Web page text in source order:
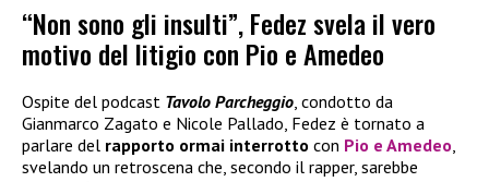
“Non sono gli insulti”, Fedez svela il vero
motivo del litigio con Pio e Amedeo
Ospite del podcast Tavolo Parcheggio, condotto da
Gianmarco Zagato e Nicole Pallado, Fedez è tornato a
parlare del rapporto ormai interrotto con Pio e Amedeo,
svelando un retroscena che, secondo il rapper, sarebbe